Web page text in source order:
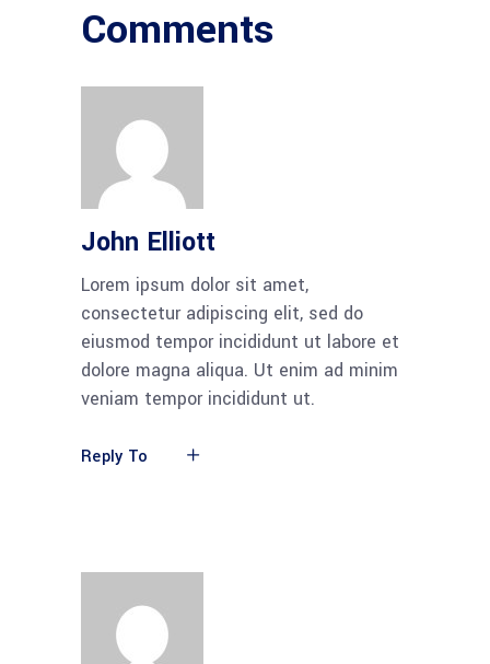
Comments
John Elliott
Lorem ipsum dolor sit amet,
consectetur adipiscing elit, sed do
eiusmod tempor incididunt ut labore et
dolore magna aliqua. Ut enim ad minim
veniam tempor incididunt ut.
Reply To